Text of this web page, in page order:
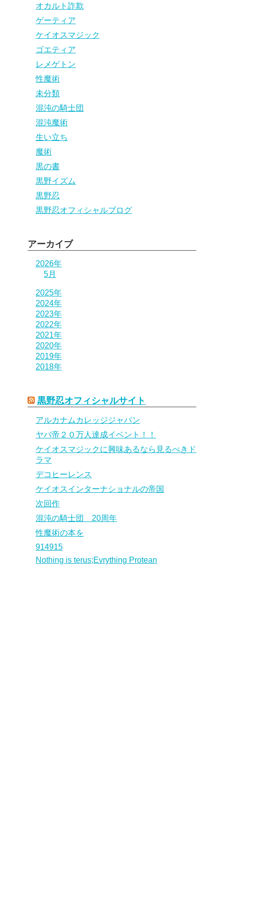
オカルト詐欺
ゲーティア
ケイオスマジック
ゴエティア
レメゲトン
性魔術
未分類
混沌の騎士団
混沌魔術
生い立ち
魔術
黒の書
黒野イズム
黒野忍
黒野忍オフィシャルブログ
アーカイブ
2026年
5月
2025年
2024年
2023年
2022年
2021年
2020年
2019年
2018年
黒野忍オフィシャルサイト
アルカナムカレッジジャパン
ヤバ帝２０万人達成イベント！！
ケイオスマジックに興味あるなら見るべきド
ラマ
デコヒーレンス
ケイオスインターナショナルの帝国
次回作
混沌の騎士団 20周年
性魔術の本を
914915
Nothing is terus;Evrything Protean